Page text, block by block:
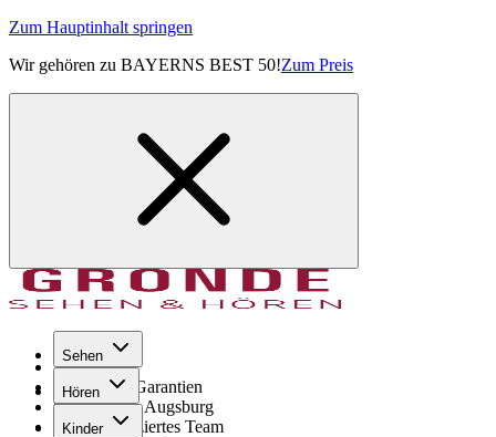
Zum Hauptinhalt springen
Wir gehören zu BAYERNS BEST 50!Zum Preis
Sehen
Hören
Kinder
Seit 1971
GRONDE Garantien
8× im Raum Augsburg
Hochqualifiziertes Team